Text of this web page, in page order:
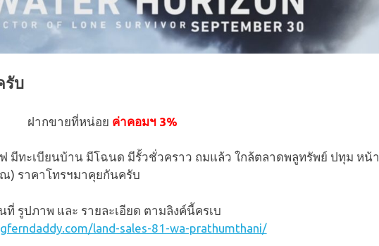
รับ
ฝากขายที่หน่อย ค่าคอมฯ 3%
มีทะเบียนบ้าน มีโฉนด มีรั้วชั่วคราว ถมแล้ว ใกล้ตลาดพลูทรัพย์ ปทุม หน้า
ณ) ราคาโทรฯมาคุยกันครับ
ที่ รูปภาพ และ รายละเอียด ตามลิงค์นี้ครเบ
land-sales-81-wa-prathumthani/